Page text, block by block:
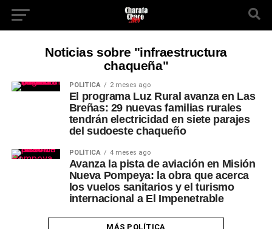
Noticias sobre "infraestructura
chaqueña"
POLÍTICA 2 meses ago
El programa Luz Rural avanza en Las
Breñas: 29 nuevas familias rurales
tendrán electricidad en siete parajes
del sudoeste chaqueño
POLÍTICA 4 meses ago
Avanza la pista de aviación en Misión
Nueva Pompeya: la obra que acerca
los vuelos sanitarios y el turismo
internacional a El Impenetrable
MÁS POLÍTICA